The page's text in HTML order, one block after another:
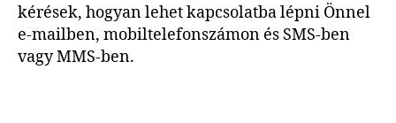
kérések, hogyan lehet kapcsolatba lépni Önnel
e-mailben, mobiltelefonszámon és SMS-ben
vagy MMS-ben.